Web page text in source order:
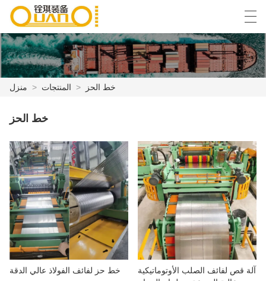
منزل
المنتجات
أخبار
حالة
مصنع العرض
الاتصال بنا
معلومات عنا
العربية বাংলা ভাষার English Español
منزل > المنتجات > خط الحز
خط الحز
خط حز لفائف الفولاذ عالي الدقة
آلة قص لفائف الصلب الأوتوماتيكية